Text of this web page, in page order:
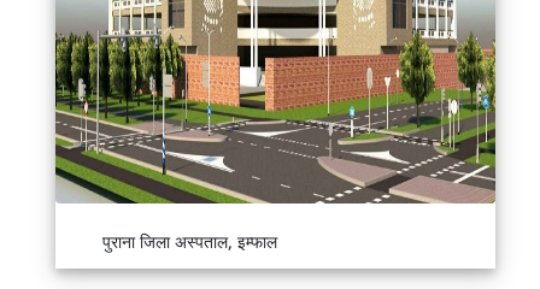
पुराना जिला अस्पताल, इम्फाल